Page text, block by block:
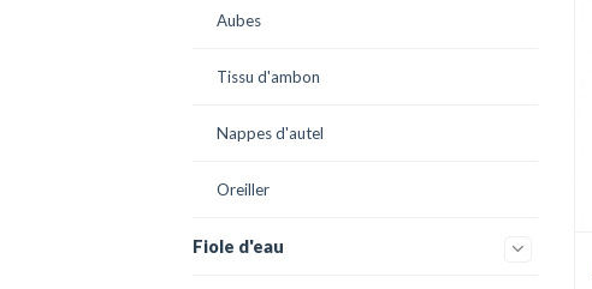
Aubes
Tissu d'ambon
Nappes d'autel
Oreiller
Fiole d'eau